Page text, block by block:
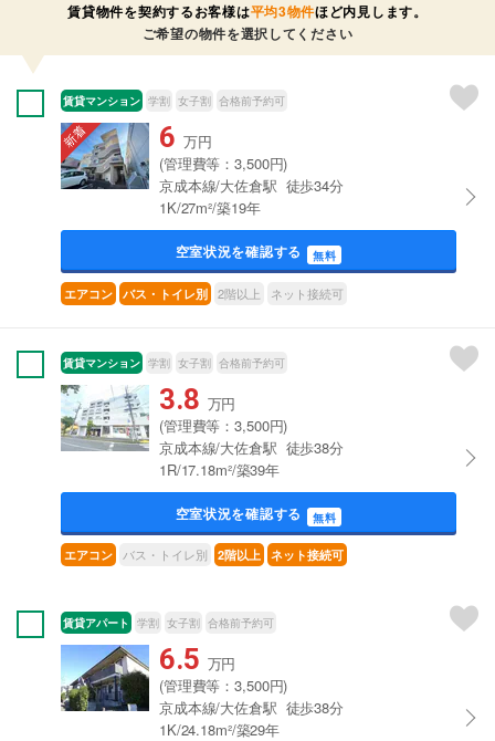
賃貸物件を契約するお客様は平均3物件ほど内見します。
ご希望の物件を選択してください
賃貸マンション 学割 女子割 合格前予約可
6 万円
(管理費等：3,500円)
京成本線/大佐倉駅 徒歩34分
1K/27m²/築19年
空室状況を確認する 無料
エアコン バス・トイレ別 2階以上 ネット接続可
賃貸マンション 学割 女子割 合格前予約可
3.8 万円
(管理費等：3,500円)
京成本線/大佐倉駅 徒歩38分
1R/17.18m²/築39年
空室状況を確認する 無料
エアコン バス・トイレ別 2階以上 ネット接続可
賃貸アパート 学割 女子割 合格前予約可
6.5 万円
(管理費等：3,500円)
京成本線/大佐倉駅 徒歩38分
1K/24.18m²/築29年